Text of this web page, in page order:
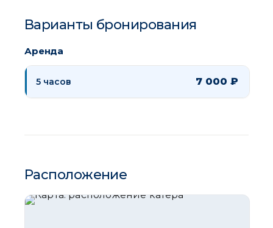
Варианты бронирования
Аренда
5 часов 7 000 ₽
Расположение